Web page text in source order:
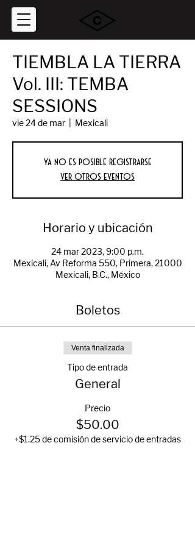
TIEMBLA LA TIERRA
Vol. III: TEMBA
SESSIONS
vie 24 de mar Mexicali
Ya no es posible registrarse
Ver otros eventos
Horario y ubicación
24 mar 2023, 9:00 p.m.
Mexicali, Av Reforma 550, Primera, 21000
Mexicali, B.C., México
Boletos
Venta finalizada
Tipo de entrada
General
Precio
$50.00
+$1.25 de comisión de servicio de entradas